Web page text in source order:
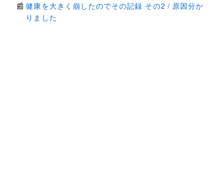
健康を大きく崩したのでその記録 その2 / 原因分か
りました